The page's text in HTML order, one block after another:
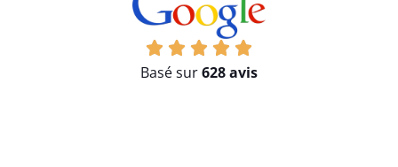
Basé sur628 avis